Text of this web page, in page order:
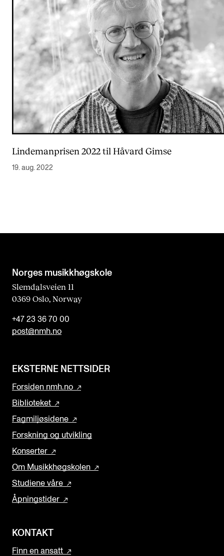
Lindemanprisen 2022 til Håvard Gimse
19. aug. 2022
Norges musikk­høgskole
Slemdalsveien 11
0369 Oslo, Norway
+47 23 36 70 00
post@nmh.no
EKSTERNE NETTSIDER
Forsiden nmh.no
Biblioteket
Fagmiljøsidene
Forskning og utvikling
Konserter
Om Musikkhøgskolen
Studiene våre
Åpningstider
KONTAKT
Finn en ansatt